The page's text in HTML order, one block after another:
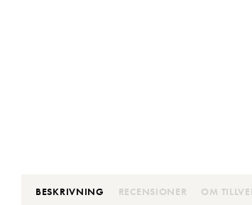
BESKRIVNING RECENSIONER OM